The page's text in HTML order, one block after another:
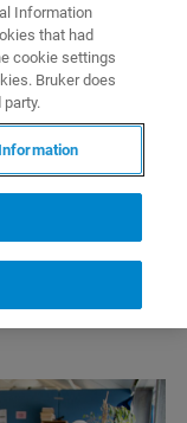
aus
Information
that had
cookie settings
Bruker does